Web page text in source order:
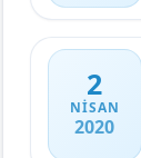
2
NISAN
2020